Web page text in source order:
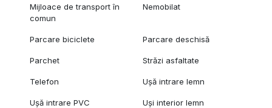
Mijloace de transport în
comun
Nemobilat
Parcare biciclete Parcare deschisă
Parchet Străzi asfaltate
Telefon Ușă intrare lemn
Ușă intrare PVC Uși interior lemn